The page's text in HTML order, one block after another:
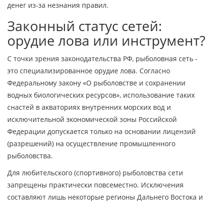
денег из-за незнания правил.
Законный статус сетей:
орудие лова или инструмент?
С точки зрения законодательства РФ, рыболовная сеть -
это специализированное орудие лова. Согласно
Федеральному закону «О рыболовстве и сохранении
водных биологических ресурсов», использование таких
снастей в акваториях внутренних морских вод и
исключительной экономической зоны Российской
Федерации допускается только на основании лицензий
(разрешений) на осуществление промышленного
рыболовства.
Для любительского (спортивного) рыболовства сети
запрещены практически повсеместно. Исключения
составляют лишь некоторые регионы Дальнего Востока и